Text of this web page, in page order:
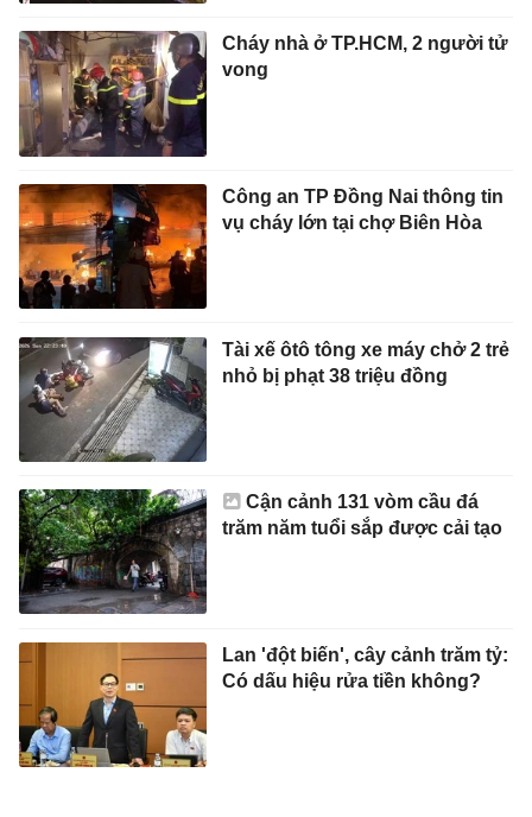
Cháy nhà ở TP.HCM, 2 người tử
vong
Công an TP Đồng Nai thông tin
vụ cháy lớn tại chợ Biên Hòa
Tài xế ôtô tông xe máy chở 2 trẻ
nhỏ bị phạt 38 triệu đồng
Cận cảnh 131 vòm cầu đá
trăm năm tuổi sắp được cải tạo
Lan 'đột biến', cây cảnh trăm tỷ:
Có dấu hiệu rửa tiền không?